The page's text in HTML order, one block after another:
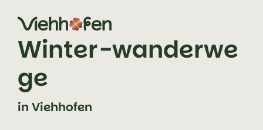
Zum Inhalt springen (Alt+0)
Zum Hauptmenü springen (Alt+1)
Winter-wanderwe
ge
in Viehhofen